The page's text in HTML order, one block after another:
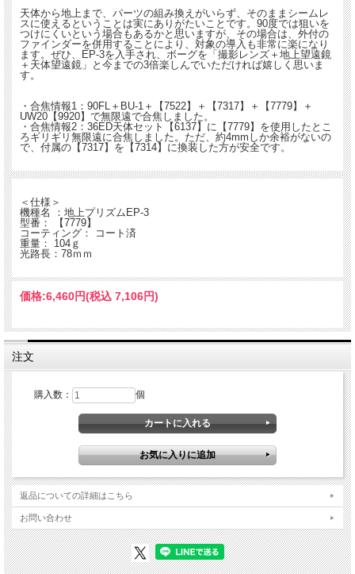
天体から地上まで、パーツの組み換えがいらず、そのままシームレ
スに使えるということは実にありがたいことです。90度では狙いを
つけにくいという場合もあるかと思いますが、その場合は、外付の
ファインダーを併用することにより、対象の導入も非常に楽になり
ます。ぜひ、EP-3を入手され、ボーグを「撮影レンズ＋地上望遠鏡
＋天体望遠鏡」と今までの3倍楽しんでいただければ嬉しく思いま
す。
・合焦情報1：90FL＋BU-1＋【7522】＋【7317】＋【7779】＋
UW20【9920】で無限遠で合焦しました。
・合焦情報2：36ED天体セット【6137】に【7779】を使用したとこ
ろギリギリ無限遠に合焦しました。ただ、約4mmしか余裕がないの
で、付属の【7317】を【7314】に換装した方が安全です。
＜仕様＞
機種名 ：地上プリズムEP-3
型番： 【7779】
コーティング： コート済
重量： 104ｇ
光路長：78ｍｍ
価格:6,460円(税込 7,106円)
注文
購入数： 個
返品についての詳細はこちら
お問い合わせ